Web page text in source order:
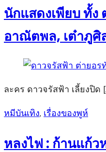
นักแสดงเพียบ ทั้ง
อาณัตพล, เต๋าภูศิ
ละคร ดาวจรัสฟ้า เลี้ยงปิด
Posted
หมีบันเทิง, เรื่องของพูห์
หลงไฟ : ก้านแก้ว